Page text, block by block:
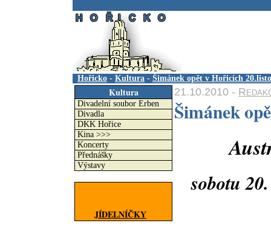
Hořicko - Kultura - Šimánek opět v Hořicích
Kultura
Divadelní soubor Erben
Divadla
DKK Hořice
Kina >>>
Koncerty
Přednášky
Výstavy
JÍDELNÍČKY
21.10.2010 -
Šimánek
sobotu